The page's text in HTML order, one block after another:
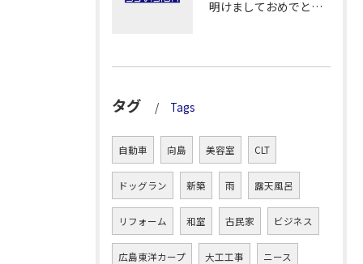
明けましておめでとうございます！
タグ Tags
自動車 向島 美容室 CLT
ドッグラン 新築 雨 露天風呂
リフォーム 和室 古民家 ビジネス
広島東洋カープ 大工工事 ニース